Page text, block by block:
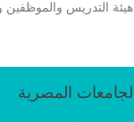
التدريس والموظفين
المصرية